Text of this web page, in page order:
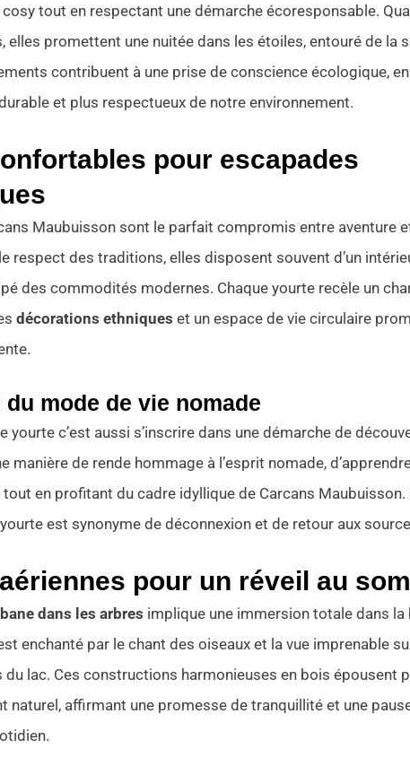
tout en respectant une démarche écoresponsable.
elles promettent une nuitée dans les étoiles, entouré de la
contribuent à une prise de conscience écologique,
et plus respectueux de notre environnement.
pour escapades
Maubuisson sont le parfait compromis entre aventure
respect des traditions, elles disposent souvent d’un
des commodités modernes. Chaque yourte recèle un
décorations ethniques et un espace de vie circulaire
mode de vie nomade
yourte c’est aussi s’inscrire dans une démarche de
manière de rende hommage à l’esprit nomade,
en profitant du cadre idyllique de Carcans
est synonyme de déconnexion et de retour aux
pour un réveil au
dans les arbres implique une immersion totale dans
enchanté par le chant des oiseaux et la vue imprenable
du lac. Ces constructions harmonieuses en bois épousent
naturel, affirmant une promesse de tranquillité et une